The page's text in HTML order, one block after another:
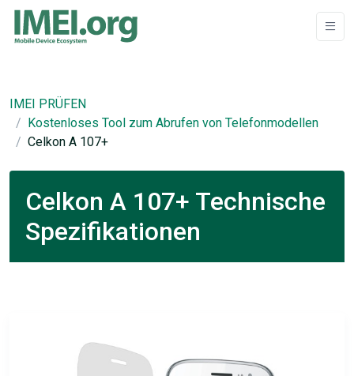
IMEI PRÜFEN
Kostenloses Tool zum Abrufen von Telefonmodellen
Celkon A 107+
Celkon A 107+ Technische
Spezifikationen